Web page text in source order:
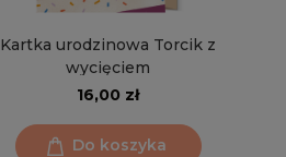
Kartka urodzinowa Torcik z
wycięciem
16,00 zł
Do koszyka